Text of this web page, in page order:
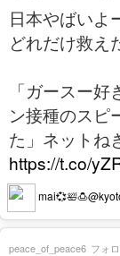
日本やばいよ
どれだけ救え
「ガースー
ン接種のスピ
た」ネットね
https://t.co/
peace_of_peace6 フォ